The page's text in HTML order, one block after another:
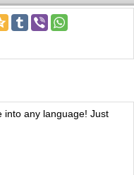
into any language! Just